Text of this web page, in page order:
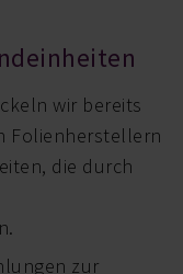
wir bereits
Folienherstellern
die durch
zur